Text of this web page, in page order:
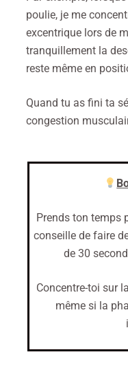
poulie, je me
excentrique lors de
tranquillement la
reste même en
Quand tu as fini ta
congestion
Prends ton temps
conseille de faire
de 30
Concentre-toi sur
même si la